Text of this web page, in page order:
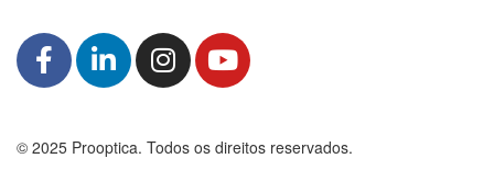
© 2025 Prooptica. Todos os direitos reservados.